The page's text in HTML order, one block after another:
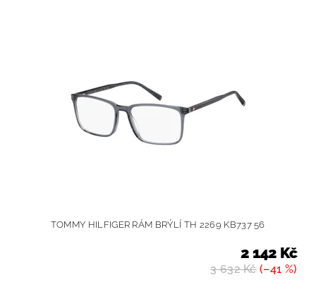
TOMMY HILFIGER RÁM BRÝLÍ TH 2269 KB737 56
3 632 Kč(–41 %)
2 142 Kč